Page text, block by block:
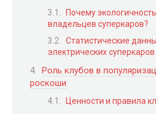
Почему
владельцев суперкаров?
Статистические
электрических суперкаров
Роль клубов в
роскоши
Ценности и правила